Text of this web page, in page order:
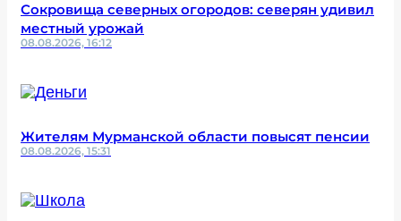
Сокровища северных огородов: северян удивил
местный урожай
08.08.2026, 16:12
Жителям Мурманской области повысят пенсии
08.08.2026, 15:31